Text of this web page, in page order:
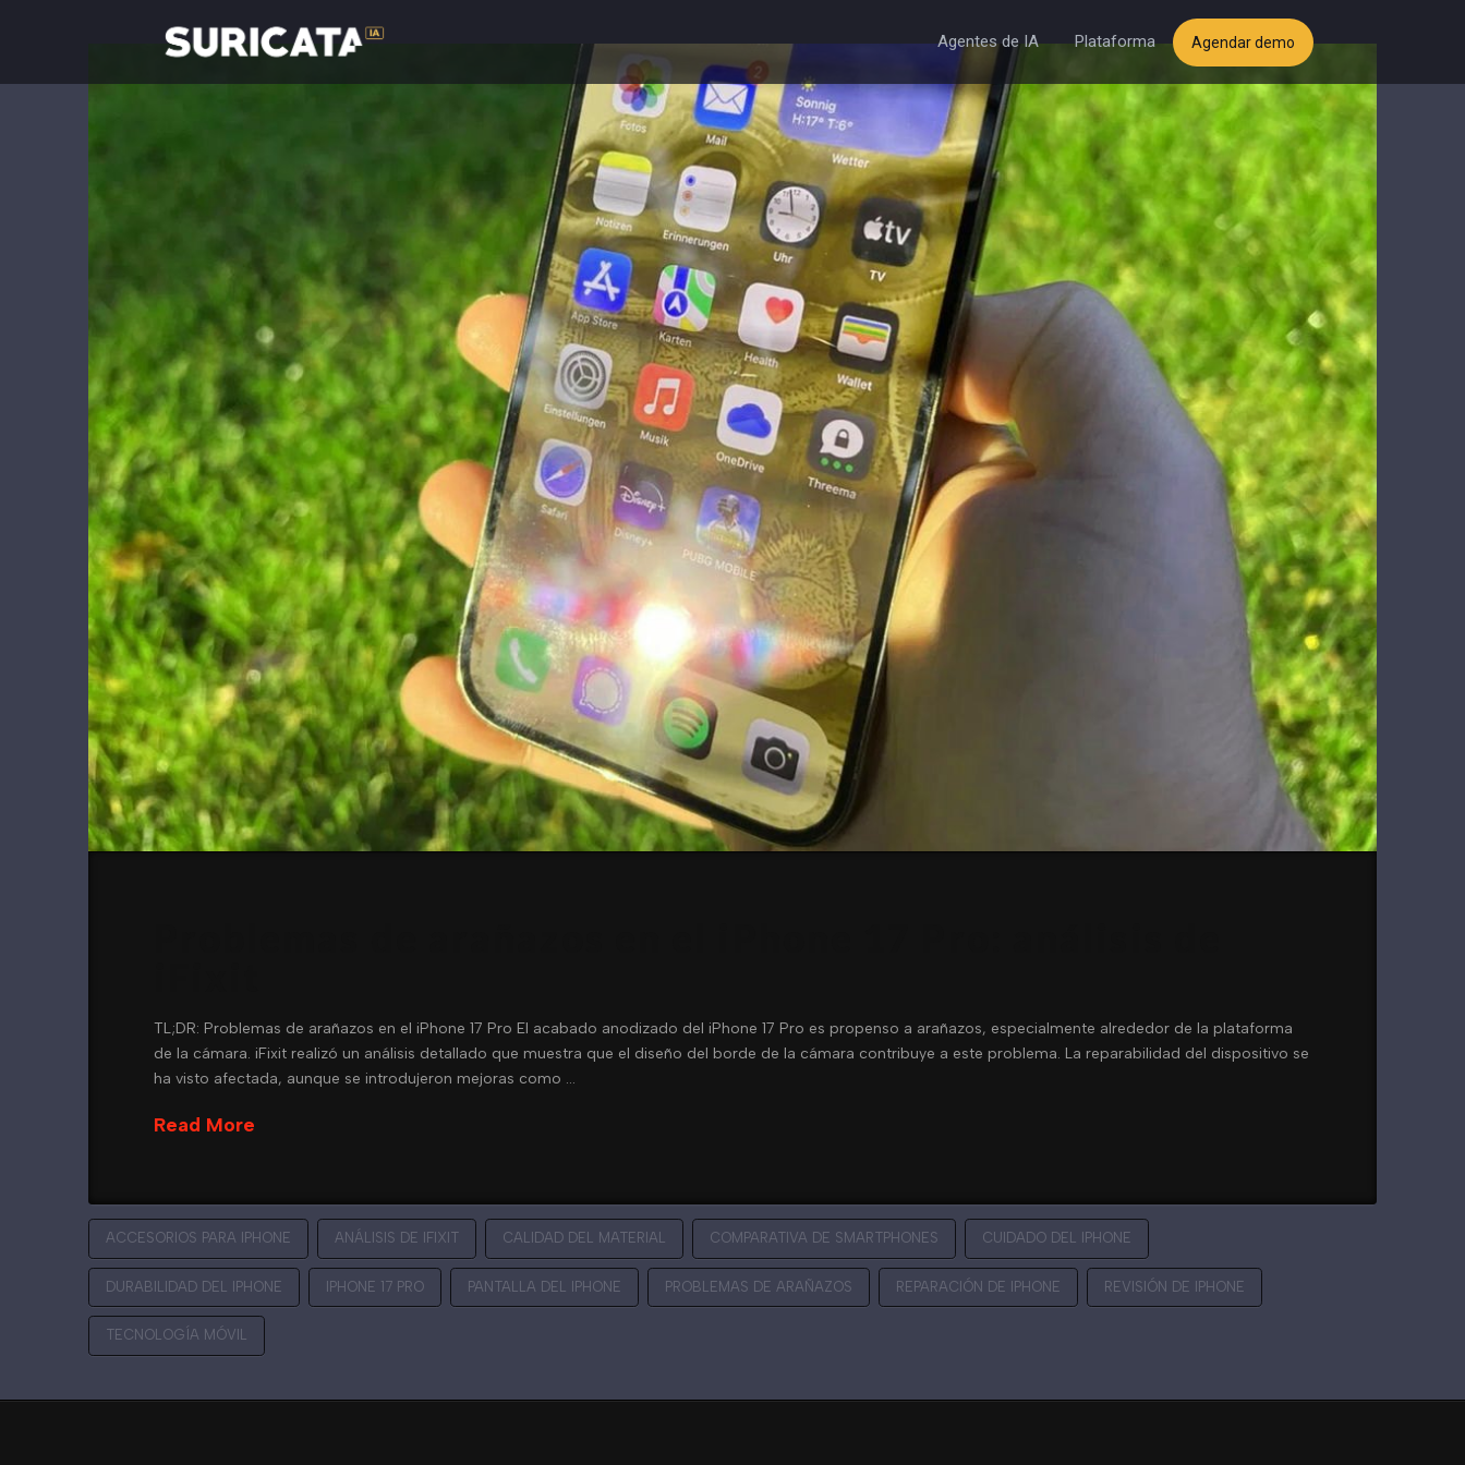
Agentes de IA Plataforma Agendar demo
TL;DR: Problemas de arañazos en el iPhone 17 Pro El acabado anodizado del iPhone 17 Pro es propenso a arañazos, especialmente alrededor de la plataforma
de la cámara. iFixit realizó un análisis detallado que muestra que el diseño del borde de la cámara contribuye a este problema. La reparabilidad del dispositivo se
ha visto afectada, aunque se introdujeron mejoras como …
Read More
ACCESORIOS PARA IPHONE ANÁLISIS DE IFIXIT CALIDAD DEL MATERIAL COMPARATIVA DE SMARTPHONES CUIDADO DEL IPHONE
DURABILIDAD DEL IPHONE IPHONE 17 PRO PANTALLA DEL IPHONE PROBLEMAS DE ARAÑAZOS REPARACIÓN DE IPHONE REVISIÓN DE IPHONE
TECNOLOGÍA MÓVIL